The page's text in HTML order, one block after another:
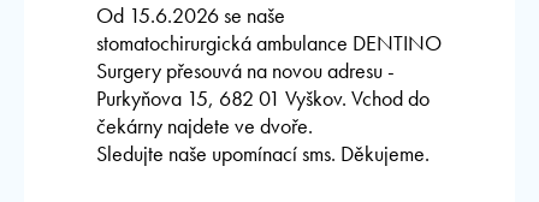
Od 15.6.2026 se naše
stomatochirurgická ambulance DENTINO
Surgery přesouvá na novou adresu -
Purkyňova 15, 682 01 Vyškov. Vchod do
čekárny najdete ve dvoře.
Sledujte naše upomínací sms. Děkujeme.